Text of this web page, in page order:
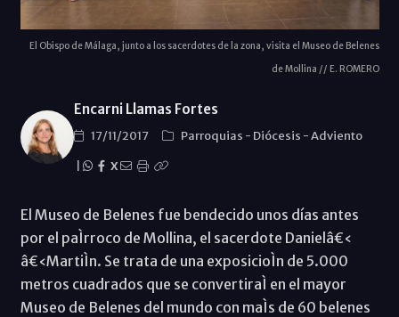
El Obispo de Málaga, junto a los sacerdotes de la zona, visita el Museo de Belenes
de Mollina // E. ROMERO
Encarni Llamas Fortes
17/11/2017 Parroquias - Diócesis -Adviento
X
El Museo de Belenes fue bendecido unos días antes
por el paÌrroco de Mollina, el sacerdote Danielâ€‹
â€‹MartiÌn. Se trata de una exposicioÌn de 5.000
metros cuadrados que se convertiraÌ en el mayor
Museo de Belenes del mundo con maÌs de 60 belenes